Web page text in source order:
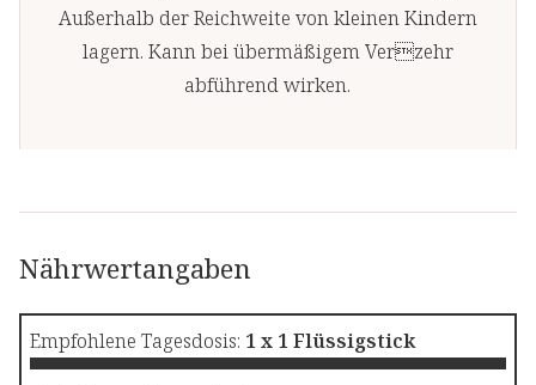
Außerhalb der Reichweite von kleinen Kindern
lagern. Kann bei übermäßigem Verzehr
abführend wirken.
Nährwertangaben
Empfohlene Tagesdosis: 1 x 1 Flüssigstick